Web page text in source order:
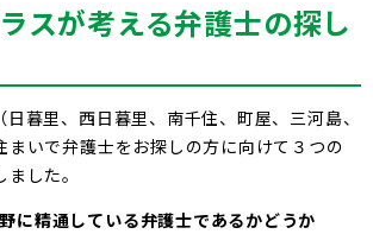
スが考える弁護士の探し
暮里、西日暮里、南千住、町屋、三河島、
まいで弁護士をお探しの方に向けて３つの
した。
に精通している弁護士であるかどうか